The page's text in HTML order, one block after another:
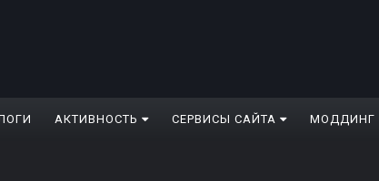
АКТИВНОСТЬ СЕРВИСЫ САЙТА МОДДИНГ